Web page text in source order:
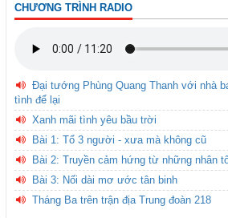
CHƯƠNG TRÌNH RADIO
Đại tướng Phùng Quang Thanh với nhà
tình để lại
Xanh mãi tình yêu bầu trời
Bài 1: Tổ 3 người - xưa mà không cũ
Bài 2: Truyền cảm hứng từ những nhân
Bài 3: Nối dài mơ ước tân binh
Tháng Ba trên trận địa Trung đoàn 218